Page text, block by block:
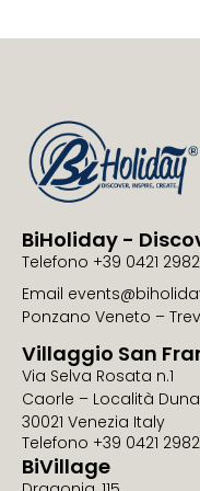
BiHoliday -
Telefono +39 0421 2982
Email
Ponzano Veneto –
Villaggio San
Via Selva Rosata n.1
Caorle – Località
30021 Venezia Italy
Telefono +39 0421 2982
BiVillage